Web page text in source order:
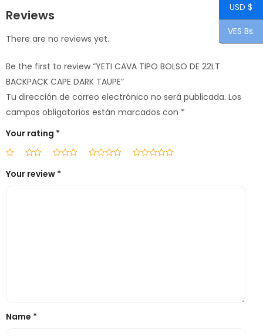
Reviews
There are no reviews yet.
Be the first to review “YETI CAVA TIPO BOLSO DE 22LT
BACKPACK CAPE DARK TAUPE”
Tu dirección de correo electrónico no será publicada. Los
campos obligatorios están marcados con *
Your rating *
Your review *
Name *
USD $
VES Bs.